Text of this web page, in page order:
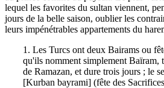
lequel les favorites du sultan viennent,
jours de la belle saison, oublier les
leurs impénétrables appartements du
1. Les Turcs ont deux Bairams ou
qu'ils nomment simplement Baïram,
de Ramazan, et dure trois jours ; le
[Kurban bayrami] (fête des